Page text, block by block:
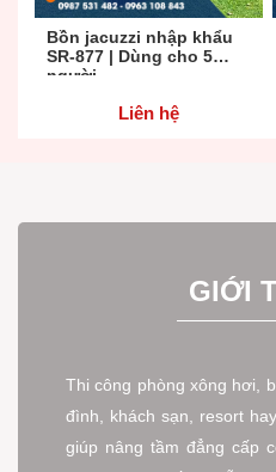
Bồn jacuzzi nhập khẩu
SR-877 | Dùng cho 5
người
Liên hệ
GIỚI
Thi công phòng xông hơi,
đình, khách sạn, resort
giúp nâng tầm đẳng cấp